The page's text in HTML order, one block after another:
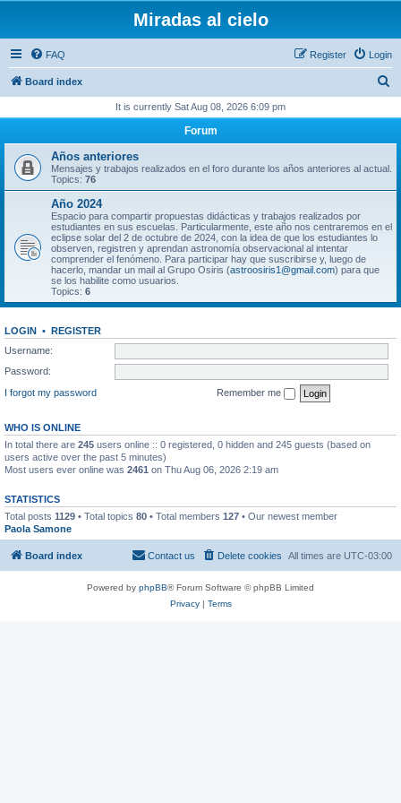
Miradas al cielo
FAQ Login
Register
Board index
r
h
It is currently Sat Aug 08, 2026 6:09 pm
Forum
Años anteriores
Mensajes y trabajos realizados en el foro durante los años anteriores al actual.
Topics: 76
Año 2024
Espacio para compartir propuestas didácticas y trabajos realizados por
estudiantes en sus escuelas. Particularmente, este año nos centraremos en el
eclipse solar del 2 de octubre de 2024, con la idea de que los estudiantes lo
observen, registren y aprendan astronomía observacional al intentar
comprender el fenómeno. Para participar hay que suscribirse y, luego de
hacerlo, mandar un mail al Grupo Osiris (astroosiris1@gmail.com) para que
se los habilite como usuarios.
Topics: 6
LOGIN • REGISTER
Username:
Password:
I forgot my password
Remember me
WHO IS ONLINE
In total there are 245 users online :: 0 registered, 0 hidden and 245 guests (based on
users active over the past 5 minutes)
Most users ever online was 2461 on Thu Aug 06, 2026 2:19 am
STATISTICS
Total posts 1129 • Total topics 80 • Total members 127 • Our newest member
Paola Samone
Board index All times are UTC-03:00
Delete cookies
Contact us
Powered by phpBB® Forum Software © phpBB Limited
Privacy| Terms